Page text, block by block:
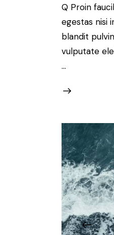
Q Proin
egestas nisi
blandit
vulputate
…